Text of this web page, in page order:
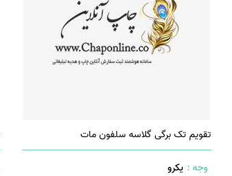
تقویم تک برگی گلاسه سلفون مات
وجه : یکرو